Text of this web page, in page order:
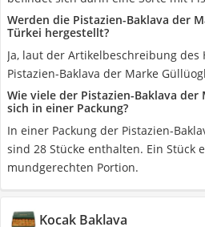
Werden die Pistazien-Baklava der
Türkei hergestellt?
Ja, laut der Artikelbeschreibung
Pistazien-Baklava der Marke
Wie viele der Pistazien-Baklava
sich in einer Packung?
In einer Packung der Pistazien-
sind 28 Stücke enthalten. Ein Stück
mundgerechten Portion.
Kocak Baklava